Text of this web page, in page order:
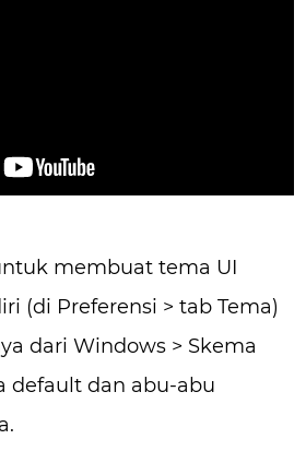
membuat tema UI
(di Preferensi > tab Tema)
dari Windows > Skema
default dan abu-abu